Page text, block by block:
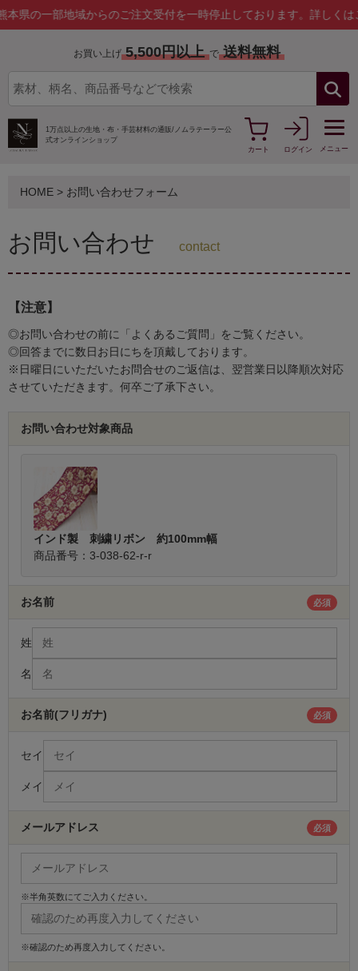
部地域からのご注文受付を一時停止しております。詳しくはこちら
お買い上げ 5,500円以上 で 送料無料
1万点以上の生地・布・手芸材料の通販/ ノムラテーラー公
式オンラインショップ
カート
ログイン メニュー
HOME > お問い合わせフォーム
お問い合わせ contact
【注意】
◎お問い合わせの前に「よくあるご質問」をご覧ください。
◎回答までに数日お日にちを頂戴しております。
※日曜日にいただいたお問合せのご返信は、翌営業日以降順次対応
させていただきます。何卒ご了承下さい。
お問い合わせ対象商品
インド製 刺繍リボン 約100mm幅
商品番号：3-038-62-r-r
お名前 必須
姓
名
お名前(フリガナ) 必須
セイ
メイ
メールアドレス 必須
※半角英数にてご入力ください。
※確認のため再度入力してください。